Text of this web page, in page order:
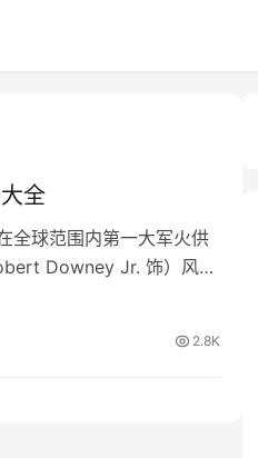
全
全球范围内第一大军火供
Downey Jr. 饰）风流
2.8K